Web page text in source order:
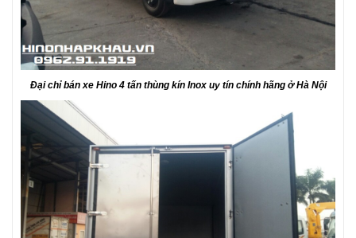
Đại chỉ bán xe Hino 4 tấn thùng kín Inox uy tín chính hãng ở Hà Nội